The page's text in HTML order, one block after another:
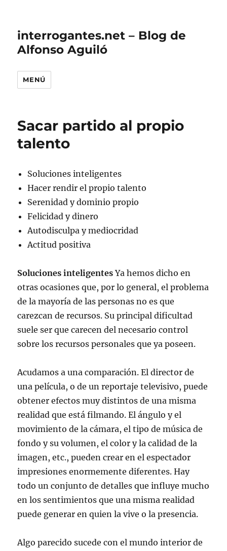
interrogantes.net – Blog de
Alfonso Aguiló
MENÚ
Sacar partido al propio
talento
Soluciones inteligentes
Hacer rendir el propio talento
Serenidad y dominio propio
Felicidad y dinero
Autodisculpa y mediocridad
Actitud positiva
Soluciones inteligentesYa hemos dicho en
otras ocasiones que, por lo general, el problema
de la mayoría de las personas no es que
carezcan de recursos. Su principal dificultad
suele ser que carecen del necesario control
sobre los recursos personales que ya poseen.
Acudamos a una comparación. El director de
una película, o de un reportaje televisivo, puede
obtener efectos muy distintos de una misma
realidad que está filmando. El ángulo y el
movimiento de la cámara, el tipo de música de
fondo y su volumen, el color y la calidad de la
imagen, etc., pueden crear en el espectador
impresiones enormemente diferentes. Hay
todo un conjunto de detalles que influye mucho
en los sentimientos que una misma realidad
puede generar en quien la vive o la presencia.
Algo parecido sucede con el mundo interior de